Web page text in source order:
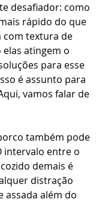
desafiador: como
rápido do que
com textura de
atingem o
para esse
é assunto para
vamos falar de
também pode
intervalo entre o
demais é
distração
assada além do